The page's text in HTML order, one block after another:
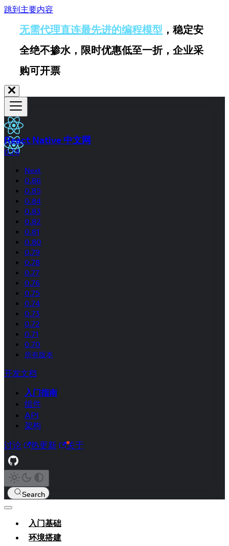
跳到主要内容
无需代理直连最先进的编程模型 ，稳定安
全绝不掺水，限时优惠低至一折，企业采
购可开票
React Native 中文网
0.74
Next
0.86
0.85
0.84
0.83
0.82
0.81
0.80
0.79
0.78
0.77
0.76
0.75
0.74
0.73
0.72
0.71
0.70
所有版本
开发文档
入门指南
组件
API
架构
讨论 热更新 关于
Search
入门基础
环境搭建